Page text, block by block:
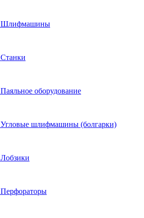
Шлифмашины
Станки
Паяльное оборудование
Угловые шлифмашины (болгарки)
Лобзики
Перфораторы